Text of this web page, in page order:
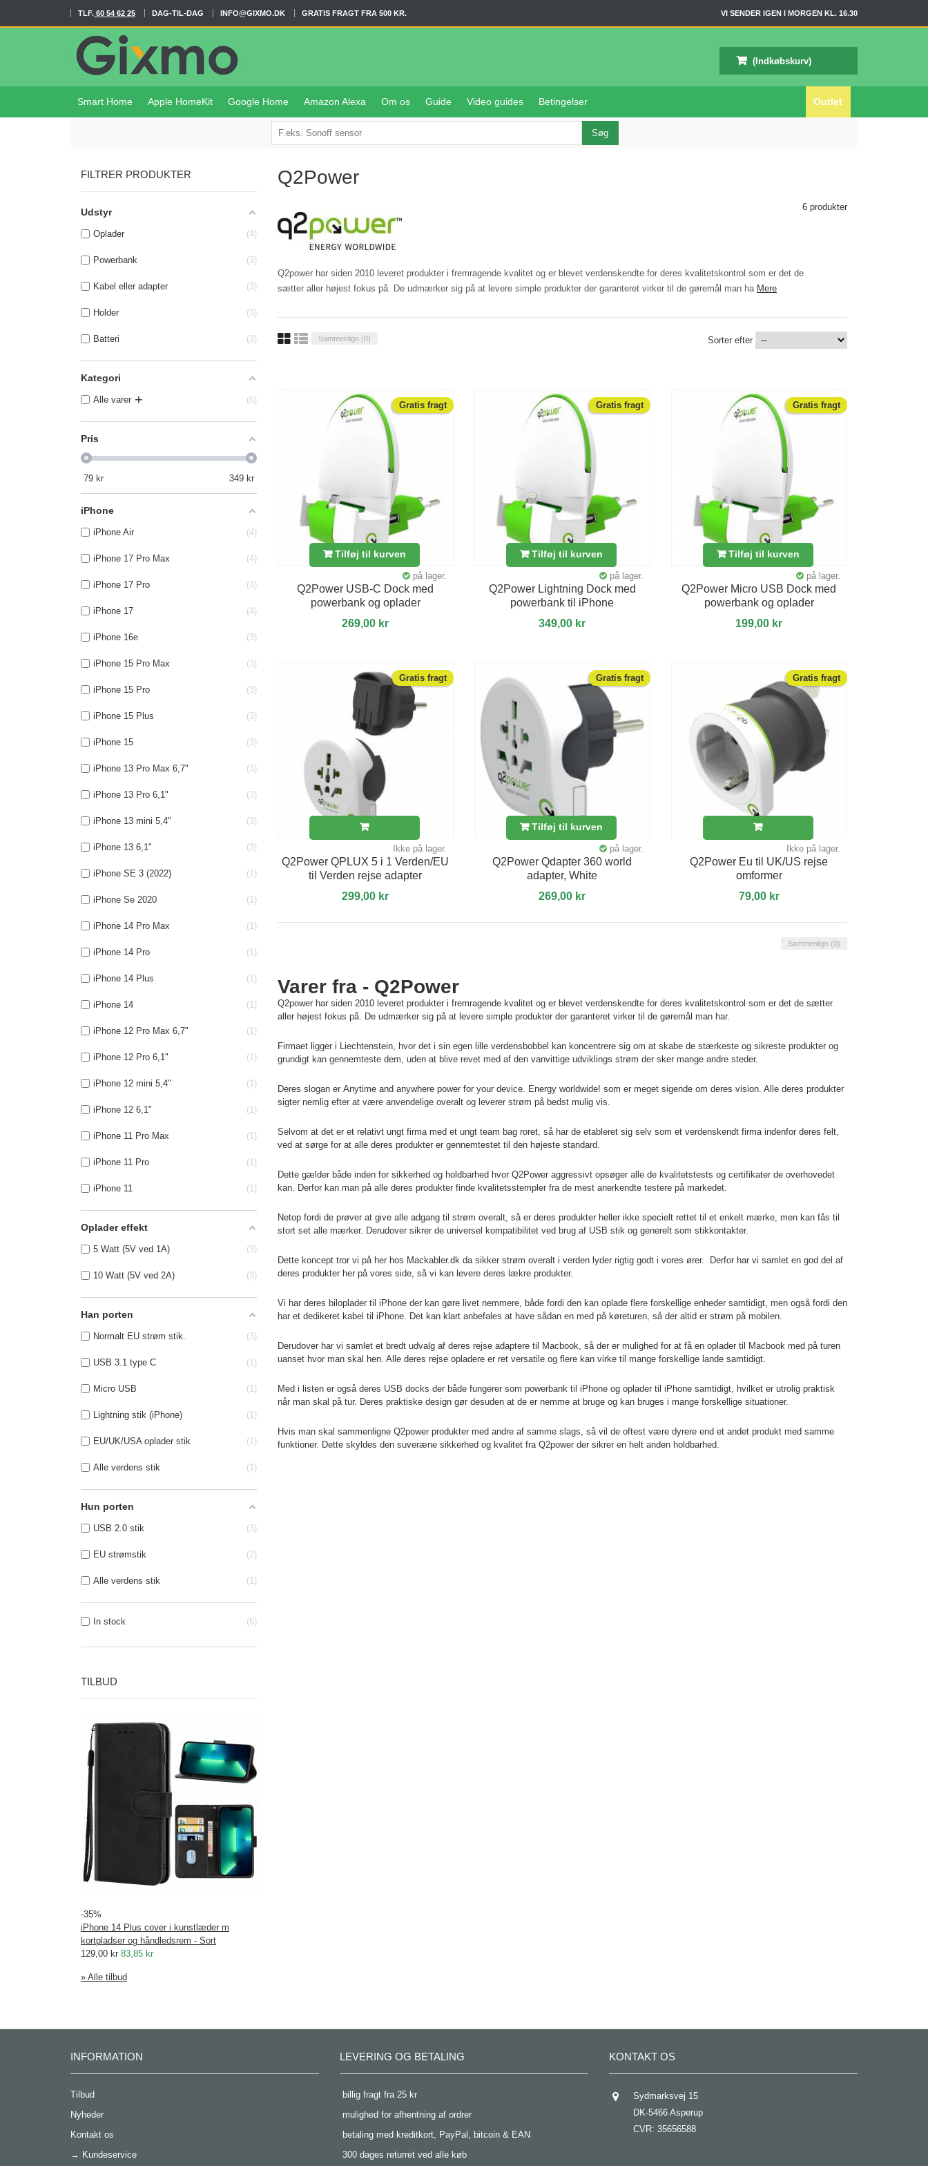
TLF. 60 54 62 25 DAG-TIL-DAG INFO@GIXMO.DK GRATIS FRAGT FRA 500 KR. VI SENDER IGEN I MORGEN KL. 16.30
Smart Home Apple HomeKit Google Home Amazon Alexa Om os Guide Video guides Betingelser Outlet
(Indkøbskurv)
FILTRER PRODUKTER
Udstyr
Batteri 3
Holder 3
Kabel eller adapter 3
Oplader 4
Powerbank 3
Kategori
Alle varer + 6
Pris
79 kr 349 kr
iPhone
iPhone 11 1
iPhone 11 Pro 1
iPhone 11 Pro Max 1
iPhone 12 6,1" 1
iPhone 12 mini 5,4" 1
iPhone 12 Pro 6,1" 1
iPhone 12 Pro Max 6,7" 1
iPhone 13 6,1" 3
iPhone 13 mini 5,4" 3
iPhone 13 Pro 6,1" 3
iPhone 13 Pro Max 6,7" 3
iPhone 14 1
iPhone 14 Plus 1
iPhone 14 Pro 1
iPhone 14 Pro Max 1
iPhone 15 3
iPhone 15 Plus 3
iPhone 15 Pro 3
iPhone 15 Pro Max 3
iPhone 16e 3
iPhone 17 4
iPhone 17 Pro 4
iPhone 17 Pro Max 4
iPhone Air 4
iPhone Se 2020 1
iPhone SE 3 (2022) 1
Oplader effekt
10 Watt (5V ved 2A) 3
5 Watt (5V ved 1A) 3
Han porten
Alle verdens stik 1
EU/UK/USA oplader stik 1
Lightning stik (iPhone) 1
Micro USB 1
Normalt EU strøm stik. 3
USB 3.1 type C 1
Hun porten
Alle verdens stik 1
EU strømstik 2
USB 2.0 stik 3
In stock 6
TILBUD
-35%
iPhone 14 Plus cover i kunstlæder m
kortpladser og håndledsrem - Sort
129,00 kr 83,85 kr
» Alle tilbud
Q2Power
6 produkter
Q2power har siden 2010 leveret produkter i fremragende kvalitet og er blevet verdenskendte for deres kvalitetskontrol som er det de
sætter aller højest fokus på. De udmærker sig på at levere simple produkter der garanteret virker til de gøremål man ha Mere
Sammenlign (0) Sorter efter
Gratis fragt
Tilføj til kurven
på lager.
Q2Power USB-C Dock med
powerbank og oplader
269,00 kr
Gratis fragt
Tilføj til kurven
på lager.
Q2Power Lightning Dock med
powerbank til iPhone
349,00 kr
Gratis fragt
Tilføj til kurven
på lager.
Q2Power Micro USB Dock med
powerbank og oplader
199,00 kr
Gratis fragt
Ikke på lager.
Q2Power QPLUX 5 i 1 Verden/EU
til Verden rejse adapter
299,00 kr
Gratis fragt
Tilføj til kurven
på lager.
Q2Power Qdapter 360 world
adapter, White
269,00 kr
Gratis fragt
Ikke på lager.
Q2Power Eu til UK/US rejse
omformer
79,00 kr
Sammenlign (0)
Varer fra - Q2Power
Q2power har siden 2010 leveret produkter i fremragende kvalitet og er blevet verdenskendte for deres kvalitetskontrol som er det de sætter
aller højest fokus på. De udmærker sig på at levere simple produkter der garanteret virker til de gøremål man har.
Firmaet ligger i Liechtenstein, hvor det i sin egen lille verdensbobbel kan koncentrere sig om at skabe de stærkeste og sikreste produkter og
grundigt kan gennemteste dem, uden at blive revet med af den vanvittige udviklings strøm der sker mange andre steder.
Deres slogan er Anytime and anywhere power for your device. Energy worldwide! som er meget sigende om deres vision. Alle deres produkter
sigter nemlig efter at være anvendelige overalt og leverer strøm på bedst mulig vis.
Selvom at det er et relativt ungt firma med et ungt team bag roret, så har de etableret sig selv som et verdenskendt firma indenfor deres felt,
ved at sørge for at alle deres produkter er gennemtestet til den højeste standard.
Dette gælder både inden for sikkerhed og holdbarhed hvor Q2Power aggressivt opsøger alle de kvalitetstests og certifikater de overhovedet
kan. Derfor kan man på alle deres produkter finde kvalitetsstempler fra de mest anerkendte testere på markedet.
Netop fordi de prøver at give alle adgang til strøm overalt, så er deres produkter heller ikke specielt rettet til et enkelt mærke, men kan fås til
stort set alle mærker. Derudover sikrer de universel kompatibilitet ved brug af USB stik og generelt som stikkontakter.
Dette koncept tror vi på her hos Mackabler.dk da sikker strøm overalt i verden lyder rigtig godt i vores ører. Derfor har vi samlet en god del af
deres produkter her på vores side, så vi kan levere deres lækre produkter.
Vi har deres biloplader til iPhone der kan gøre livet nemmere, både fordi den kan oplade flere forskellige enheder samtidigt, men også fordi den
har et dedikeret kabel til iPhone. Det kan klart anbefales at have sådan en med på køreturen, så der altid er strøm på mobilen.
Derudover har vi samlet et bredt udvalg af deres rejse adaptere til Macbook, så der er mulighed for at få en oplader til Macbook med på turen
uanset hvor man skal hen. Alle deres rejse opladere er ret versatile og flere kan virke til mange forskellige lande samtidigt.
Med i listen er også deres USB docks der både fungerer som powerbank til iPhone og oplader til iPhone samtidigt, hvilket er utrolig praktisk
når man skal på tur. Deres praktiske design gør desuden at de er nemme at bruge og kan bruges i mange forskellige situationer.
Hvis man skal sammenligne Q2power produkter med andre af samme slags, så vil de oftest være dyrere end et andet produkt med samme
funktioner. Dette skyldes den suveræne sikkerhed og kvalitet fra Q2power der sikrer en helt anden holdbarhed.
INFORMATION
Tilbud
Nyheder
Kontakt os
→ Kundeservice
LEVERING OG BETALING
 billig fragt fra 25 kr
 mulighed for afhentning af ordrer
 betaling med kreditkort, PayPal, bitcoin & EAN
 300 dages returret ved alle køb
KONTAKT OS
Sydmarksvej 15
DK-5466 Asperup
CVR: 35656588